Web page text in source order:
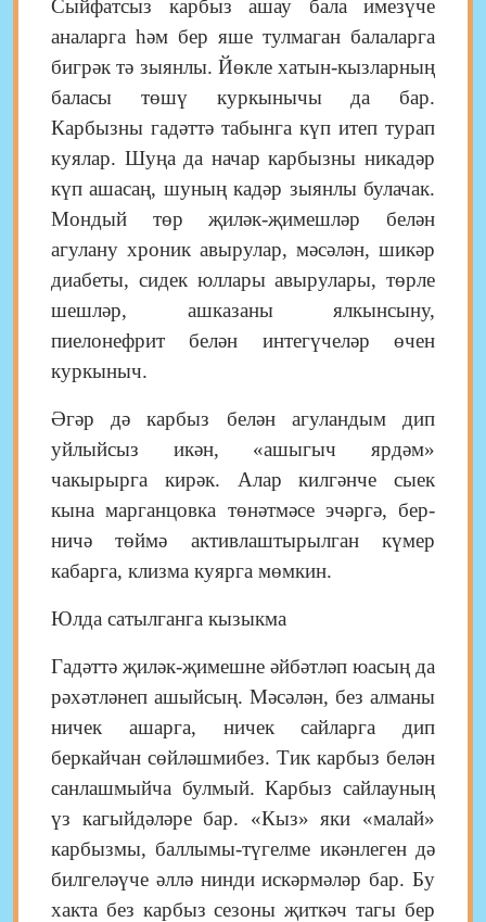
Сыйфатсыз карбыз ашау бала имезүче
аналарга һәм бер яше тулмаган балаларга
бигрәк тә зыянлы. Йөкле хатын-кызларның
баласы төшү куркынычы да бар.
Карбызны гадәттә табынга күп итеп турап
куялар. Шуңа да начар карбызны никадәр
күп ашасаң, шуның кадәр зыянлы булачак.
Мондый төр җиләк-җимешләр белән
агулану хроник авырулар, мәсәлән, шикәр
диабеты, сидек юллары авырулары, төрле
шешләр, ашказаны ялкынсыну,
пиелонефрит белән инте­гү­челәр өчен
куркыныч.
Әгәр дә карбыз белән агуландым дип
уйлыйсыз икән, «ашыгыч ярдәм»
чакырырга кирәк. Алар кил­гәнче сыек
кына марганцовка төнәтмәсе эчәргә, бер­
ничә төймә активлаштырылган күмер
кабарга, клизма куярга мөмкин.
Юлда сатылганга кызыкма
Гадәттә җиләк-җимешне әй­бәт­ләп юасың да
рәхәтләнеп ашыйсың. Мәсәлән, без алманы
ничек ашарга, ничек сайларга дип
беркайчан сөйләшмибез. Тик карбыз белән
санлашмыйча булмый. Карбыз сайлауның
үз кагыйдәләре бар. «Кыз» яки «малай»
карбызмы, баллымы-түгелме икәнлеген дә
билгеләүче әллә нинди искәрмәләр бар. Бу
хакта без карбыз сезоны җиткәч тагы бер